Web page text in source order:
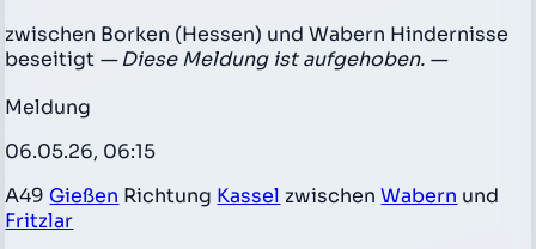
zwischen Borken (Hessen) und Wabern Hindernisse
beseitigt — Diese Meldung ist aufgehoben. —
Meldung
06.05.26, 06:15
A49 Gießen Richtung Kassel zwischenWabern und
Fritzlar